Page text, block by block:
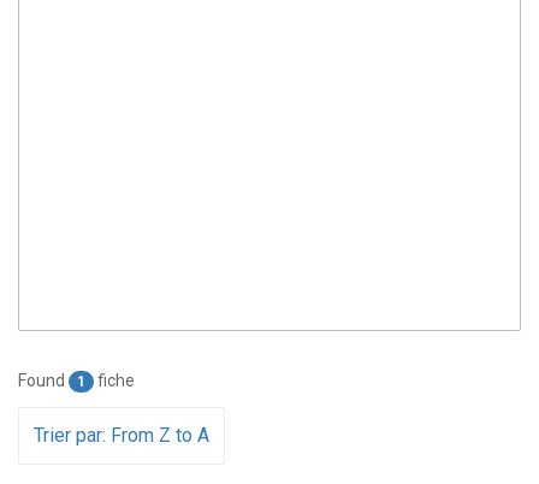
Found 1 fiche
Trier par: From Z to A